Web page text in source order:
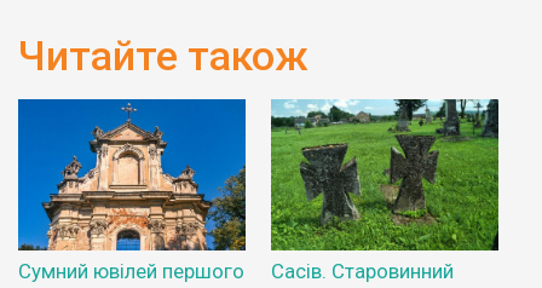
Читайте також
Сумний ювілей першого
Сасів. Старовинний